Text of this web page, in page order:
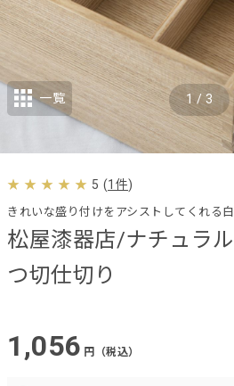
松屋漆器店/ナチュラ
つ切仕切り
きれいな盛り付けをアシストしてくれる
5 (1件)
1,056 円（税込）
1 / 3
一覧